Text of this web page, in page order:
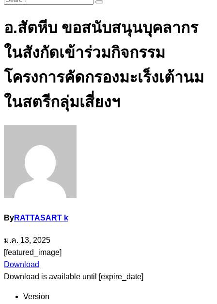
อ.สัตหีบ ขอสนับสนุนบุคลากร
ในสังกัดเข้าร่วมกิจกรรม
โครงการคัดกรองมะเร็งเต้านม
ในสตรีกลุ่มเสี่ยงฯ
ByRATTASART k
ม.ค. 13, 2025
[featured_image]
Download
Download is available until [expire_date]
Version